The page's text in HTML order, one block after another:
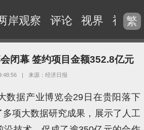
岸观察 评论 视界 视频
繁
闭幕 签约项目金额352.8亿元
| 来源：经济日报
数据产业博览会29日在贵阳落下
项大数据研究成果，展示了人工